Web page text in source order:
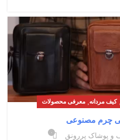
,کیف مردانه معرفی محصولات
چرم مصنوعی
و پوشاک پررونق ۰